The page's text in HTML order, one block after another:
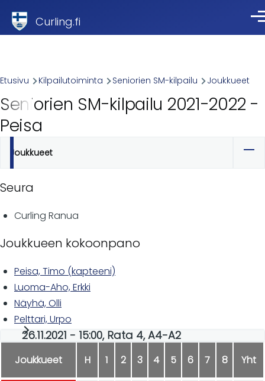
Curling.fi
Breadcrumb
Etusivu Kilpailutoiminta Seniorien SM-kilpailu Joukkueet
Seniorien SM-kilpailu 2021-2022 -
Peisa
Ensisijaiset
välilehdet
Joukkueet
Seura
Curling Ranua
Joukkueen kokoonpano
Peisa, Timo (kapteeni)
Luoma-Aho, Erkki
Näyhä, Olli
Pelttari, Urpo
26.11.2021 - 15:00, Rata 4, A4-A2
Joukkueet H 1 2 3 4 5 6 7 8 Yht